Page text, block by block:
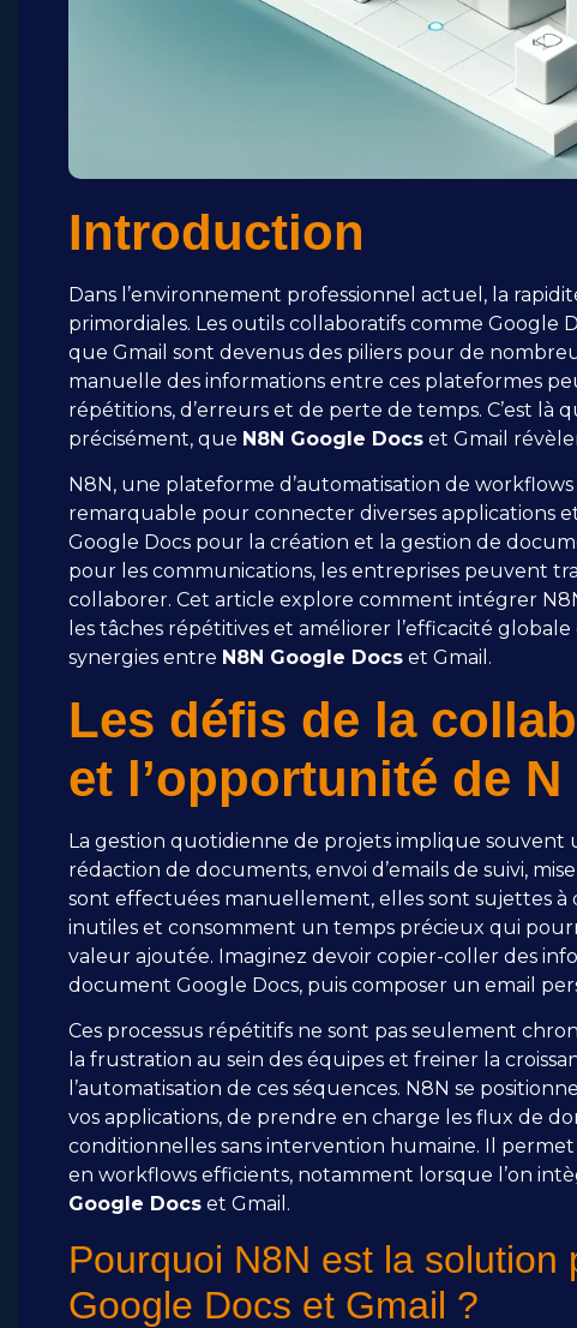
Introduction
Dans l’environnement professionnel actuel, la
primordiales. Les outils collaboratifs comme Google
que Gmail sont devenus des piliers pour de
manuelle des informations entre ces plateformes
répétitions, d’erreurs et de perte de temps. C’est là
précisément, que N8N Google Docs et Gmail
N8N, une plateforme d’automatisation de
remarquable pour connecter diverses applications et
Google Docs pour la création et la gestion de
pour les communications, les entreprises peuvent
collaborer. Cet article explore comment intégrer
les tâches répétitives et améliorer l’efficacité
synergies entre N8N Google Docs et Gmail.
Les défis de la
et l’opportunité de
La gestion quotidienne de projets implique
rédaction de documents, envoi d’emails de suivi,
sont effectuées manuellement, elles sont sujettes à
inutiles et consomment un temps précieux qui
valeur ajoutée. Imaginez devoir copier-coller des
document Google Docs, puis composer un email
Ces processus répétitifs ne sont pas seulement
la frustration au sein des équipes et freiner la
l’automatisation de ces séquences. N8N se
vos applications, de prendre en charge les flux de
conditionnelles sans intervention humaine. Il
en workflows efficients, notamment lorsque l’on
Google Docs et Gmail.
Pourquoi N8N est la solution
Google Docs et Gmail ?